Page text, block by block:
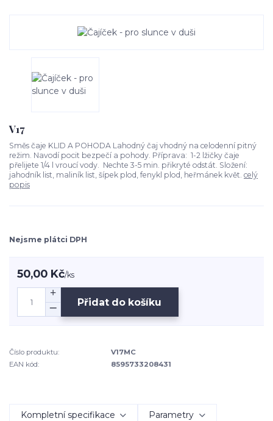
V17
Směs čaje KLID A POHODA Lahodný čaj vhodný na celodenní pitný
režim. Navodí pocit bezpečí a pohody. Příprava: 1-2 lžičky čaje
přelijete 1/4 l vroucí vody. Nechte 3-5 min. přikryté odstát. Složení:
jahodník list, maliník list, šípek plod, fenykl plod, heřmánek květ. celý
popis
Nejsme plátci DPH
50,00 Kč/ks
Přidat do košíku
Číslo produktu:
V17MC
EAN kód:
8595733208431
Kompletní specifikace Parametry